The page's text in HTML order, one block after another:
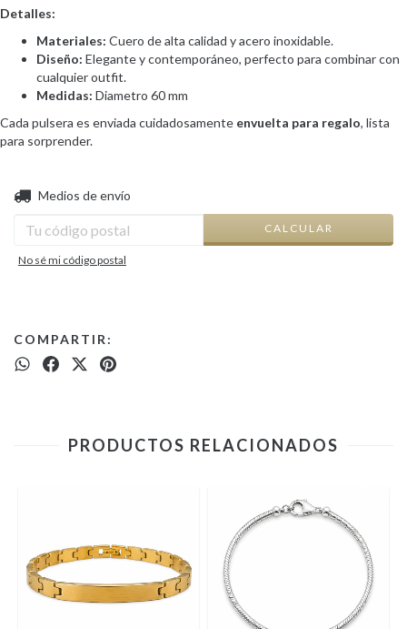
Detalles:
Materiales: Cuero de alta calidad y acero inoxidable.
Diseño: Elegante y contemporáneo, perfecto para combinar con
cualquier outfit.
Medidas: Diametro 60 mm
Cada pulsera es enviada cuidadosamente envuelta para regalo, lista
para sorprender.
Entregas para el CP:
Medios de envío
CALCULAR
No sé mi código postal
COMPARTIR:
PRODUCTOS RELACIONADOS